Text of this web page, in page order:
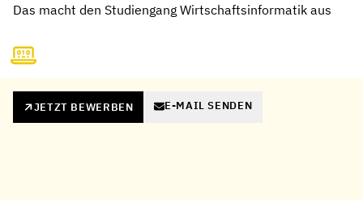
Das macht den Studiengang Wirtschaftsinformatik aus
JETZT BEWERBEN E-MAIL SENDEN